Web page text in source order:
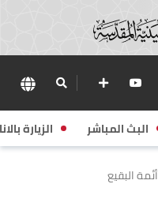
البث المباشر الزيارة
أئمة البقيع